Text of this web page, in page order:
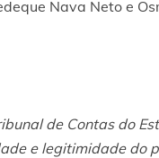
Nava Neto e
de Contas do
e legitimidade do